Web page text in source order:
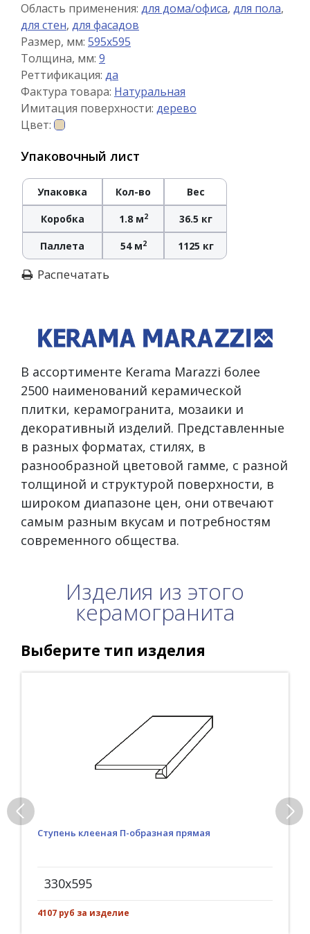
Область применения: для дома/офиса, для пола,
для стен, для фасадов
Размер, мм: 595x595
Толщина, мм: 9
Реттификация: да
Фактура товара: Натуральная
Имитация поверхности: дерево
Цвет:
Упаковочный лист
Упаковка Кол-во Вес
Коробка 1.8 м2 36.5 кг
Паллета 54 м2 1125 кг
Распечатать
В ассортименте Kerama Marazzi более
2500 наименований керамической
плитки, керамогранита, мозаики и
декоративный изделий. Представленные
в разных форматах, стилях, в
разнообразной цветовой гамме, с разной
толщиной и структурой поверхности, в
широком диапазоне цен, они отвечают
самым разным вкусам и потребностям
современного общества.
Изделия из этого
керамогранита
Выберите тип изделия
Ступень клееная П-образная прямая
330x595
4107 руб за изделие